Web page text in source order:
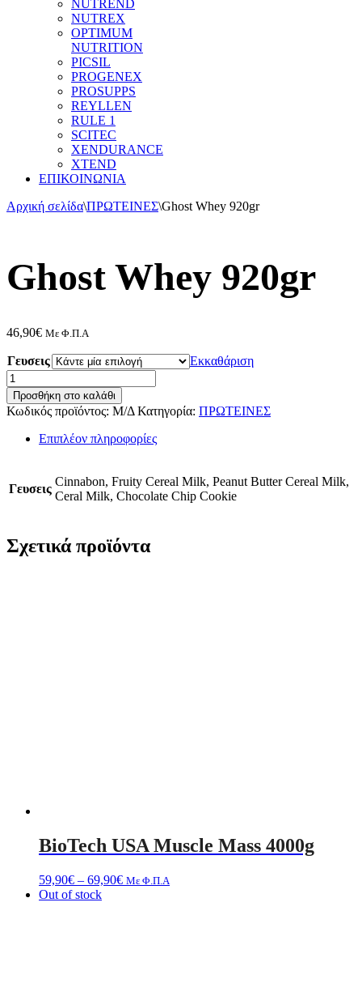
NUTREND
NUTREX
OPTIMUM
NUTRITION
PICSIL
PROGENEX
PROSUPPS
REYLLEN
RULE 1
SCITEC
XENDURANCE
XTEND
ΕΠΙΚΟΙΝΩΝΙΑ
Αρχική σελίδα\ΠΡΩΤΕΙΝΕΣ\Ghost Whey 920gr
Ghost Whey 920gr
46,90€ Με Φ.Π.Α
Γευσεις
Εκκαθάριση
Ghost
Whey
920gr
ποσότητα
Προσθήκη στο καλάθι
Κωδικός προϊόντος: Μ/Δ Κατηγορία: ΠΡΩΤΕΙΝΕΣ
Επιπλέον πληροφορίες
Γευσεις
Cinnabon, Fruity Cereal Milk, Peanut Butter Cereal Milk,
Ceral Milk, Chocolate Chip Cookie
Σχετικά προϊόντα
BioTech USA Muscle Mass 4000g
59,90€ – 69,90€Price
Με Φ.Π.Α
Out of stock